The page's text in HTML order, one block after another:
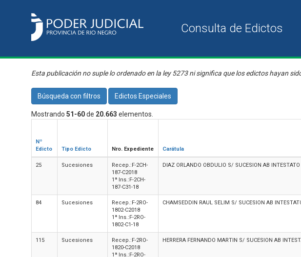
Esta publicación no suple lo ordenado en la ley 5273 ni significa que los edictos hayan
Búsqueda con filtros Edictos Especiales
Mostrando 51-60de 20.663 elementos.
Nº
Edicto
Tipo Edicto Nro. Expediente Carátula
25 Sucesiones
Recep.:F-2CH-
187-C2018
1ª Ins.:F-2CH-
187-C31-18
DIAZ ORLANDO OBDULIO S/ SUCESION AB INTESTATO
84 Sucesiones
Recep.:F-2RO-
1802-C2018
1ª Ins.:F-2RO-
1802-C1-18
CHAMSEDDIN RAUL SELIM S/ SUCESION AB
115 Sucesiones
Recep.:F-2RO-
1820-C2018
1ª Ins.:F-2RO-
HERRERA FERNANDO MARTIN S/ SUCESION AB